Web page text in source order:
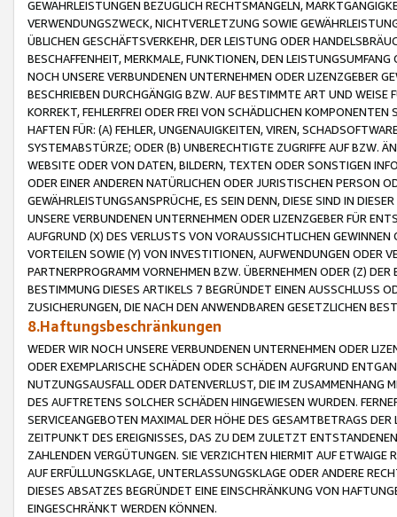
GEWÄHRLEISTUNGEN BEZÜGLICH RECHTSMÄNGELN,
VERWENDUNGSZWECK, NICHTVERLETZUNG SOWIE
ÜBLICHEN GESCHÄFTSVERKEHR, DER LEISTUNG ODER
BESCHAFFENHEIT, MERKMALE, FUNKTIONEN, DEN
NOCH UNSERE VERBUNDENEN UNTERNEHMEN ODER LIZENZGEBER
BESCHRIEBEN DURCHGÄNGIG BZW. AUF BESTIMMTE ART UND
KORREKT, FEHLERFREI ODER FREI VON SCHÄDLICHEN
HAFTEN FÜR: (A) FEHLER, UNGENAUIGKEITEN, VIREN,
SYSTEMABSTÜRZE; ODER (B) UNBERECHTIGTE ZUGRIFFE AUF BZW.
WEBSITE ODER VON DATEN, BILDERN, TEXTEN ODER SONSTIGEN
ODER EINER ANDEREN NATÜRLICHEN ODER JURISTISCHEN PERSON
GEWÄHRLEISTUNGSANSPRÜCHE, ES SEIN DENN, DIESE SIND IN
UNSERE VERBUNDENEN UNTERNEHMEN ODER LIZENZGEBER FÜR
AUFGRUND (X) DES VERLUSTS VON VORAUSSICHTLICHEN
VORTEILEN SOWIE (Y) VON INVESTITIONEN, AUFWENDUNGEN ODER
PARTNERPROGRAMM VORNEHMEN BZW. ÜBERNEHMEN ODER (Z)
BESTIMMUNG DIESES ARTIKELS 7 BEGRÜNDET EINEN AUSSCHLUSS
ZUSICHERUNGEN, DIE NACH DEN ANWENDBAREN GESETZLICHEN
8.Haftungsbeschränkungen
WEDER WIR NOCH UNSERE VERBUNDENEN UNTERNEHMEN ODER
ODER EXEMPLARISCHE SCHÄDEN ODER SCHÄDEN AUFGRUND
NUTZUNGSAUSFALL ODER DATENVERLUST, DIE IM ZUSAMMENHANG
DES AUFTRETENS SOLCHER SCHÄDEN HINGEWIESEN WURDEN.
SERVICEANGEBOTEN MAXIMAL DER HÖHE DES GESAMTBETRAGS
ZEITPUNKT DES EREIGNISSES, DAS ZU DEM ZULETZT
ZAHLENDEN VERGÜTUNGEN. SIE VERZICHTEN HIERMIT AUF
AUF ERFÜLLUNGSKLAGE, UNTERLASSUNGSKLAGE ODER ANDERE
DIESES ABSATZES BEGRÜNDET EINE EINSCHRÄNKUNG VON
EINGESCHRÄNKT WERDEN KÖNNEN.